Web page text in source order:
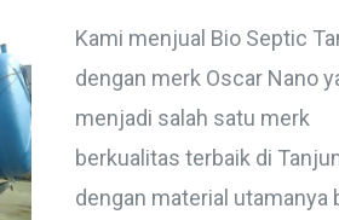
Kami menjual Bio Septic
dengan merk Oscar Nano
menjadi salah satu merk
berkualitas terbaik di
dengan material utamanya